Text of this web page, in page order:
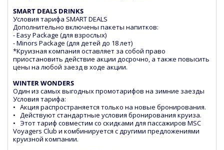
SMART DEALS DRINKS
Условия тарифа SMART DEALS
Дополнительно включены пакеты напитков:
- Easy Package (для взрослых)
- Minors Package (для детей до 18 лет)
*Круизная компания оставляет за собой право
приостановить действие акции досрочно, а также повысить
цены на любой заезд в ходе акции.
WINTER WONDERS
Один из самых выгодных промотарифов на зимние заезды
Условия тарифа:
• Акция распространяется только на новые бронирования.
• Действуют стандартные условия бронирования круиза.
• Этот тариф совместим со скидками для пассажиров MSC
Voyagers Club и комбинируется с другими предложениями
круизной компании.